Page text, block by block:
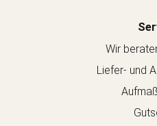
Wir
Liefer- und